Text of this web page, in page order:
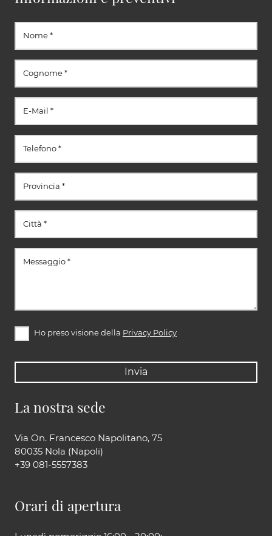
La nostra sede
Via On. Francesco Napolitano, 75
80035 Nola (Napoli)
+39 081-5557383
Orari di apertura
Ho preso visione della Privacy Policy
Invia